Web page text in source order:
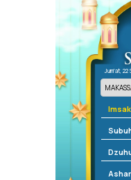
Jum'at, 22
Imsak
Ashar